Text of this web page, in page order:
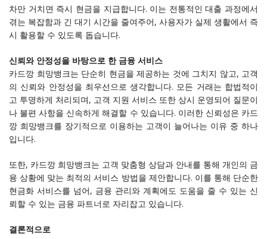
차만 거치면 즉시 현금을 지급합니다. 이는 전통적인 대출 과정에서
겪는 복잡함과 긴 대기 시간을 줄여주어, 사용자가 실제 생활에서 즉
시 활용할 수 있도록 돕습니다.
신뢰와 안정성을 바탕으로 한 금융 서비스
카드깡 희망뱅크는 단순히 현금을 제공하는 것에 그치지 않고, 고객
의 신뢰와 안정성을 최우선으로 생각합니다. 모든 거래는 합법적이
고 투명하게 처리되며, 고객 지원 서비스 또한 상시 운영되어 질문이
나 불편 사항을 신속하게 해결할 수 있습니다. 이러한 신뢰성은 카드
깡 희망뱅크를 장기적으로 이용하는 고객이 늘어나는 이유 중 하나
입니다.
또한, 카드깡 희망뱅크는 고객 맞춤형 상담과 안내를 통해 개인의 금
융 상황에 맞는 최적의 서비스 방법을 제안합니다. 이를 통해 단순한
현금화 서비스를 넘어, 금융 관리와 계획에도 도움을 줄 수 있는 신
뢰할 수 있는 금융 파트너로 자리잡고 있습니다.
결론적으로